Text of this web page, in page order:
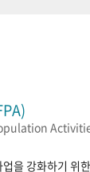
을 강화하기 위